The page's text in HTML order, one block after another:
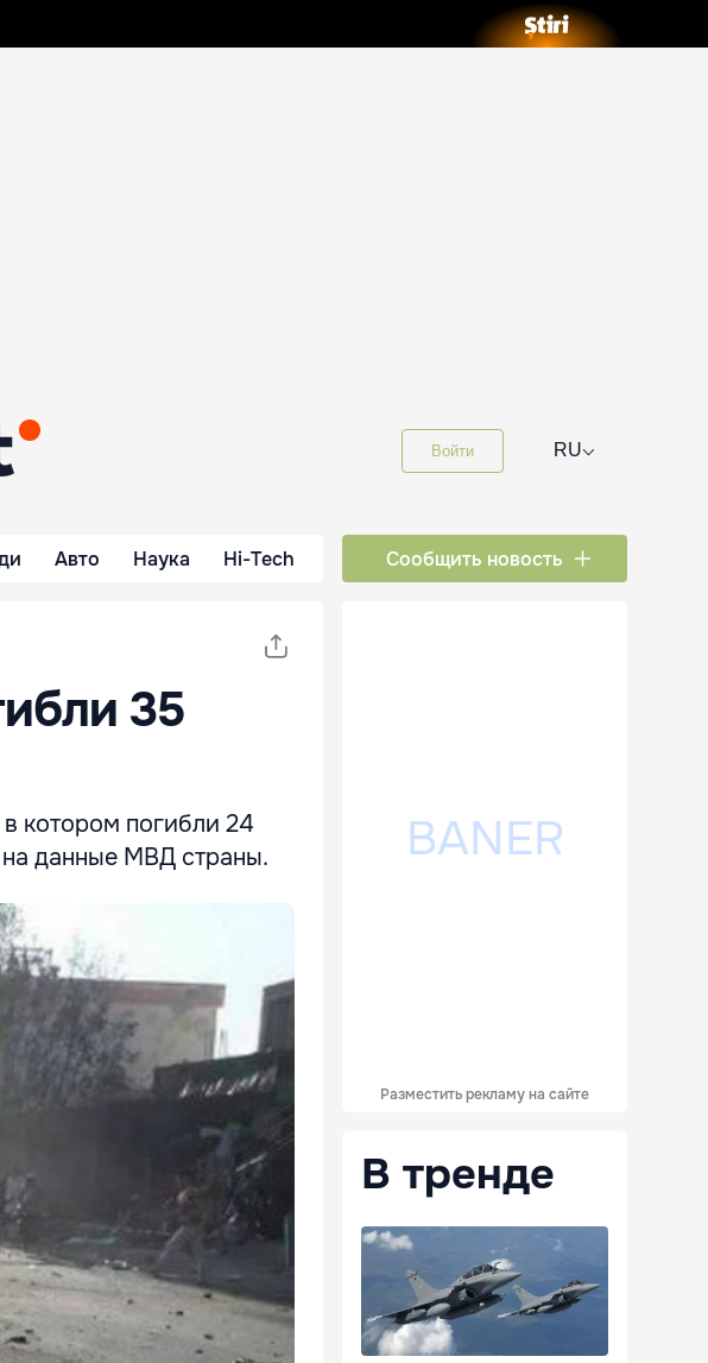
Войти RU⌵
Авто Наука Hi-Tech Сообщить новость
35
котором погибли 24
данные МВД страны.
Разместить рекламу на сайте
В тренде